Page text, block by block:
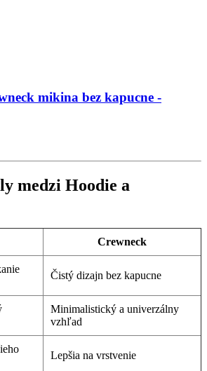
mikina bez kapucne -
medzi Hoodie a
Crewneck
Čistý dizajn bez kapucne
Minimalistický a univerzálny
vzhľad
Lepšia na vrstvenie